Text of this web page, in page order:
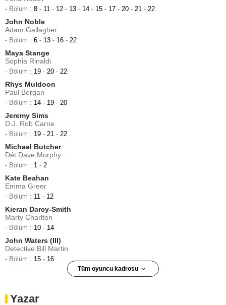
- Bölüm : 8 - 11 - 12 - 13 - 14 - 15 - 17 - 20 - 21 - 22
John Noble
Adam Gallagher
- Bölüm : 6 - 13 - 16 - 22
Maya Stange
Sophia Rinaldi
- Bölüm : 19 - 20 - 22
Rhys Muldoon
Paul Bergan
- Bölüm : 14 - 19 - 20
Jeremy Sims
D.J. Rob Carne
- Bölüm : 19 - 21 - 22
Michael Butcher
Dét Dave Murphy
- Bölüm : 1 - 2
Kate Beahan
Emma Greer
- Bölüm : 11 - 12
Kieran Darcy-Smith
Marty Charlton
- Bölüm : 10 - 14
John Waters (III)
Detective Bill Martin
- Bölüm : 15 - 16
Tüm oyuncu kadrosu
- Bölüm :19
Yazar